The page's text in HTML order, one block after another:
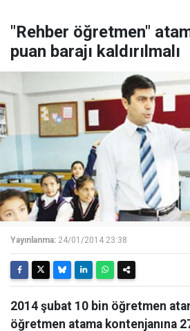
"Rehber öğretmen"
puan barajı kaldırılmalı
Yayınlanma: 24/01/2014 23:38
2014 şubat 10 bin öğretmen
öğretmen atama kontenjanına